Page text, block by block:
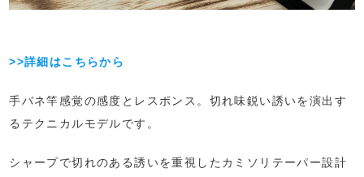
>>詳細はこちらから
手バネ竿感覚の感度とレスポンス。切れ味鋭い誘いを演出す
るテクニカルモデルです。
シャープで切れのある誘いを重視したカミソリテーパー設計